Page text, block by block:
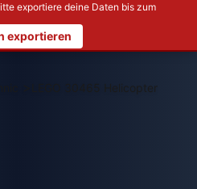
exportiere deine Daten bis zum
exportieren
LEGO 30465 Helicopter